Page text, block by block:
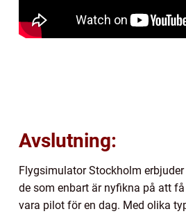
Avslutning:
Flygsimulator Stockholm
de som enbart är nyfikna på att
vara pilot för en dag. Med olika